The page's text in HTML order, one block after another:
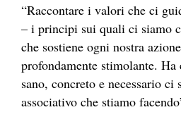
“Raccontare i valori che ci
– i principi sui quali ci siamo
che sostiene ogni nostra
profondamente stimolante.
sano, concreto e necessario ci
associativo che stiamo